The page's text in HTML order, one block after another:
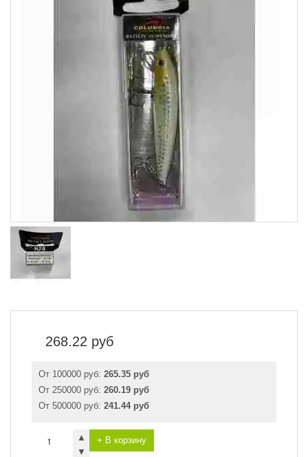
268.22 руб
От 100000 руб: 265.35 руб
От 250000 руб: 260.19 руб
От 500000 руб: 241.44 руб
▲
▼
+ В корзину